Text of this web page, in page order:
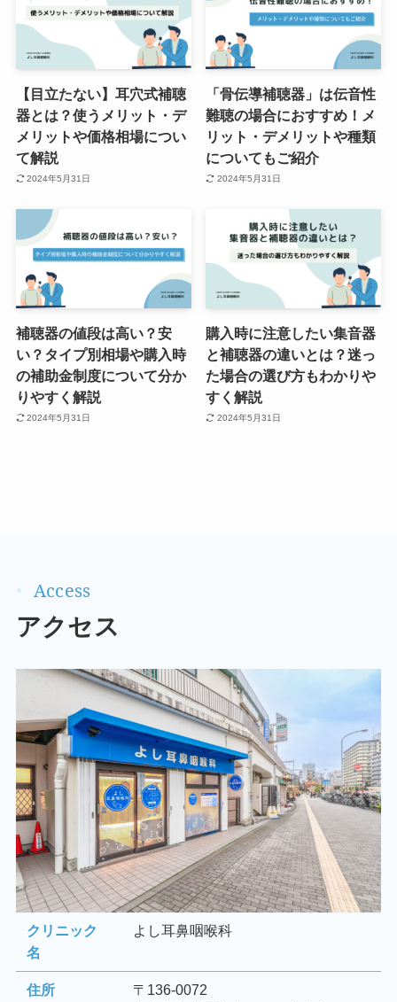
【目立たない】耳穴式補聴
器とは？使うメリット・デ
メリットや価格相場につい
て解説
2024年5月31日
「骨伝導補聴器」は伝音性
難聴の場合におすすめ！メ
リット・デメリットや種類
についてもご紹介
2024年5月31日
補聴器の値段は高い？安
い？タイプ別相場や購入時
の補助金制度について分か
りやすく解説
2024年5月31日
購入時に注意したい集音器
と補聴器の違いとは？迷っ
た場合の選び方もわかりや
すく解説
2024年5月31日
アクセス
クリニック
名
よし耳鼻咽喉科
住所
〒136-0072